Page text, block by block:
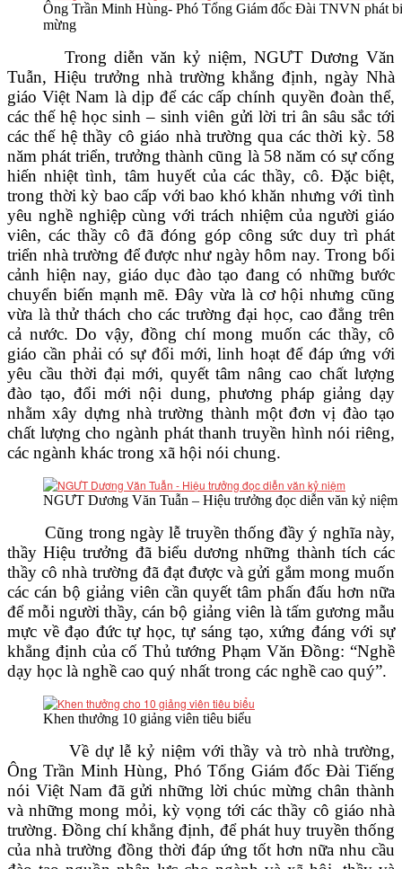
Ông Trần Minh Hùng- Phó Tổng Giám đốc Đài TNVN phát
mừng
Trong diễn văn kỷ niệm, NGƯT Dương Văn
Tuẫn, Hiệu trưởng nhà trường khẳng định, ngày Nhà
giáo Việt Nam là dịp để các cấp chính quyền đoàn thể,
các thế hệ học sinh – sinh viên gửi lời tri ân sâu sắc tới
các thế hệ thầy cô giáo nhà trường qua các thời kỳ. 58
năm phát triển, trưởng thành cũng là 58 năm có sự cống
hiến nhiệt tình, tâm huyết của các thầy, cô. Đặc biệt,
trong thời kỳ bao cấp với bao khó khăn nhưng với tình
yêu nghề nghiệp cùng với trách nhiệm của người giáo
viên, các thầy cô đã đóng góp công sức duy trì phát
triển nhà trường để được như ngày hôm nay. Trong bối
cảnh hiện nay, giáo dục đào tạo đang có những bước
chuyển biến mạnh mẽ. Đây vừa là cơ hội nhưng cũng
vừa là thử thách cho các trường đại học, cao đẳng trên
cả nước. Do vậy, đồng chí mong muốn các thầy, cô
giáo cần phải có sự đổi mới, linh hoạt để đáp ứng với
yêu cầu thời đại mới, quyết tâm nâng cao chất lượng
đào tạo, đổi mới nội dung, phương pháp giảng dạy
nhằm xây dựng nhà trường thành một đơn vị đào tạo
chất lượng cho ngành phát thanh truyền hình nói riêng,
các ngành khác trong xã hội nói chung.
NGƯT Dương Văn Tuẫn – Hiệu trưởng đọc diễn văn kỷ niệm
Cũng trong ngày lễ truyền thống đầy ý nghĩa này,
thầy Hiệu trưởng đã biểu dương những thành tích các
thầy cô nhà trường đã đạt được và gửi gắm mong muốn
các cán bộ giảng viên cần quyết tâm phấn đấu hơn nữa
để mỗi người thầy, cán bộ giảng viên là tấm gương mẫu
mực về đạo đức tự học, tự sáng tạo, xứng đáng với sự
khẳng định của cố Thủ tướng Phạm Văn Đồng: “Nghề
dạy học là nghề cao quý nhất trong các nghề cao quý”.
Khen thưởng 10 giảng viên tiêu biểu
Về dự lễ kỷ niệm với thầy và trò nhà trường,
Ông Trần Minh Hùng, Phó Tổng Giám đốc Đài Tiếng
nói Việt Nam đã gửi những lời chúc mừng chân thành
và những mong mỏi, kỳ vọng tới các thầy cô giáo nhà
trường. Đồng chí khẳng định, để phát huy truyền thống
của nhà trường đồng thời đáp ứng tốt hơn nữa nhu cầu